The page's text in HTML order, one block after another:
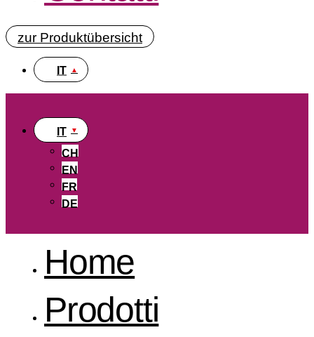
zur Produktübersicht
IT
IT
CH
EN
FR
DE
Home
Prodotti